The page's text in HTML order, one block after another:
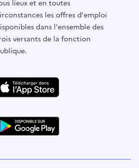
lieux et en toutes
les offres d'emploi
dans l'ensemble des
versants de la fonction